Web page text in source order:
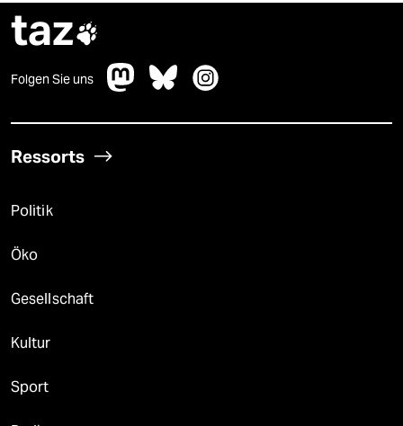
taz
Folgen Sie uns
Ressorts
Politik
Öko
Gesellschaft
Kultur
Sport